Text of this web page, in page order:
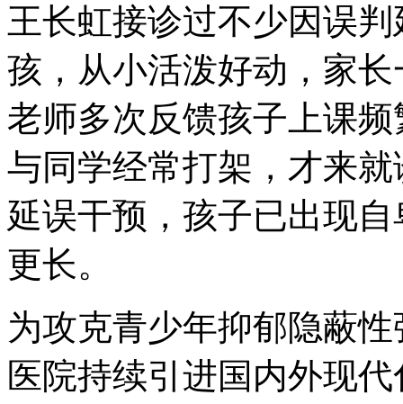
王长虹接诊过不少因误
孩，从小活泼好动，家
老师多次反馈孩子上课
与同学经常打架，才来
延误干预，孩子已出现
更长。
为攻克青少年抑郁隐蔽
医院持续引进国内外现